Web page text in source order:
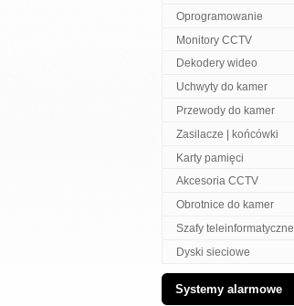
Oprogramowanie
Monitory CCTV
Dekodery wideo
Uchwyty do kamer
Przewody do kamer
Zasilacze | końcówki
Karty pamięci
Akcesoria CCTV
Obrotnice do kamer
Szafy teleinformatyczne
Dyski sieciowe
Systemy alarmowe